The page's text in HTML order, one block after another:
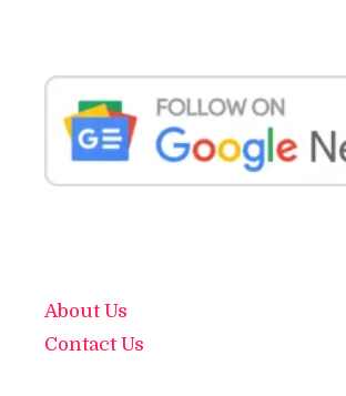
About Us
Contact Us